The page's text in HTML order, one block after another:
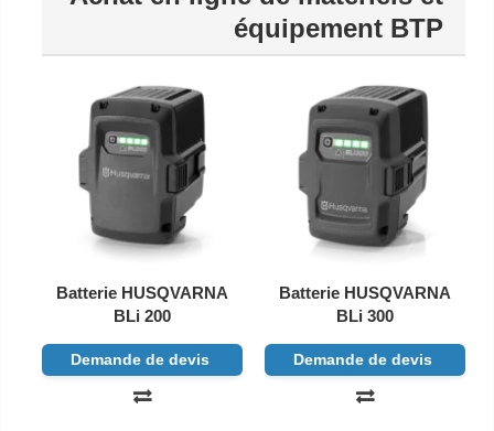
équipement BTP
Batterie HUSQVARNA
BLi 200
Demande de devis
Batterie HUSQVARNA
BLi 300
Demande de devis